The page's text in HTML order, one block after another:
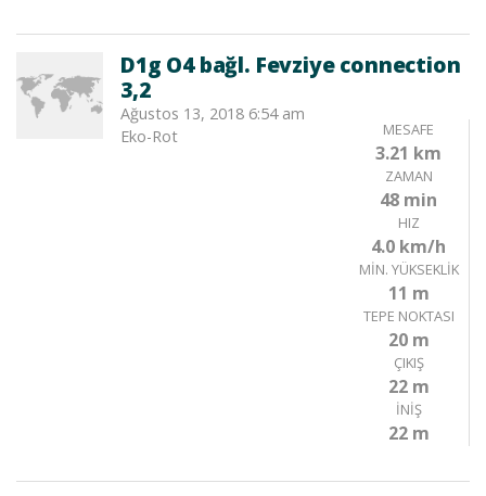
D1g O4 bağl. Fevziye connection
3,2
MESAFE
3.21 km
ZAMAN
48 min
HIZ
4.0 km/h
MIN. YÜKSEKLIK
11 m
TEPE NOKTASI
20 m
ÇIKIŞ
22 m
İNIŞ
22 m
Ağustos 13, 2018 6:54 am
Eko-Rot